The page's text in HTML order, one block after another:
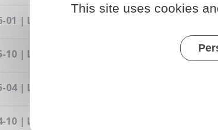
01 | Le Petit Journal de Nonville
10 | Le Petit Journal de Nonville
04 | Le Petit Journal de Nonville
10 | Le Petit Journal de Nonville
This site uses cookies